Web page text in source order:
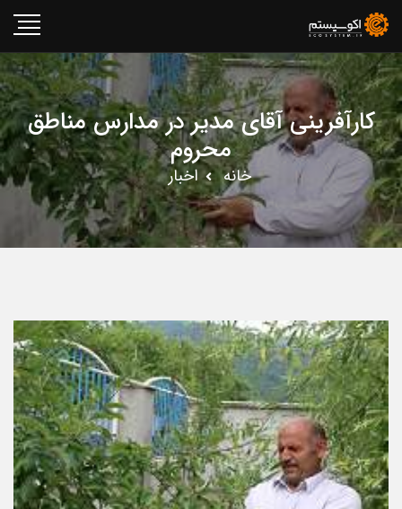
کارآفرینی آقای مدیر در مدارس مناطق
محروم
خانه اخبار